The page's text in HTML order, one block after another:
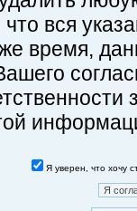
вся
время,
Я уверен, что хочу